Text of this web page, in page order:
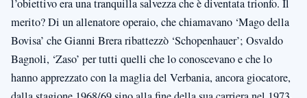
l’obiettivo era una tranquilla salvezza che è diventata trionfo. Il
merito? Di un allenatore operaio, che chiamavano ‘Mago della
Bovisa’ che Gianni Brera ribattezzò ‘Schopenhauer’; Osvaldo
Bagnoli, ‘Zaso’ per tutti quelli che lo conoscevano e che lo
hanno apprezzato con la maglia del Verbania, ancora giocatore,